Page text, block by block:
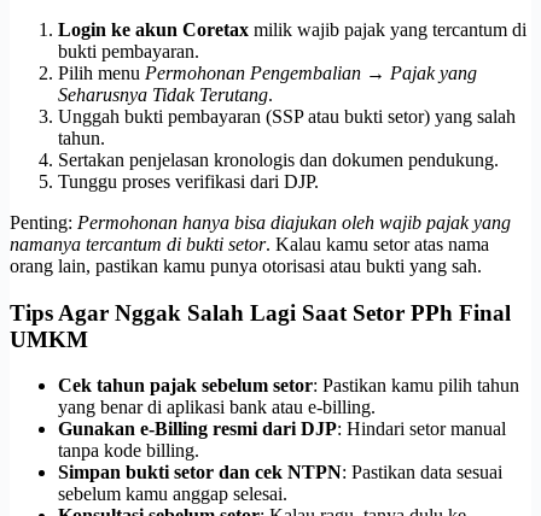
Login ke akun Coretax milik wajib pajak yang tercantum di
bukti pembayaran.
Pilih menu Permohonan Pengembalian → Pajak yang
Seharusnya Tidak Terutang.
Unggah bukti pembayaran (SSP atau bukti setor) yang salah
tahun.
Sertakan penjelasan kronologis dan dokumen pendukung.
Tunggu proses verifikasi dari DJP.
Penting: Permohonan hanya bisa diajukan oleh wajib pajak yang
namanya tercantum di bukti setor. Kalau kamu setor atas nama
orang lain, pastikan kamu punya otorisasi atau bukti yang sah.
Tips Agar Nggak Salah Lagi Saat Setor PPh Final
UMKM
Cek tahun pajak sebelum setor: Pastikan kamu pilih tahun
yang benar di aplikasi bank atau e-billing.
Gunakan e-Billing resmi dari DJP: Hindari setor manual
tanpa kode billing.
Simpan bukti setor dan cek NTPN: Pastikan data sesuai
sebelum kamu anggap selesai.